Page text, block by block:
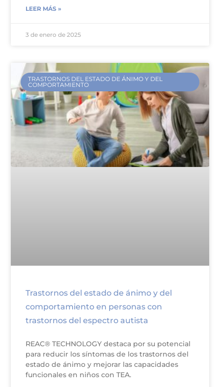
LEER MÁS »
3 de enero de 2025
TRASTORNOS DEL ESTADO DE ÁNIMO Y DEL
COMPORTAMIENTO
Trastornos del estado de ánimo y del
comportamiento en personas con
trastornos del espectro autista
REAC® TECHNOLOGY destaca por su potencial
para reducir los síntomas de los trastornos del
estado de ánimo y mejorar las capacidades
funcionales en niños con TEA.